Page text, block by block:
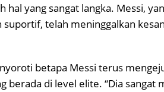
hal yang sangat langka. Messi,
suportif, telah meninggalkan
betapa Messi terus
berada di level elite. “Dia sangat